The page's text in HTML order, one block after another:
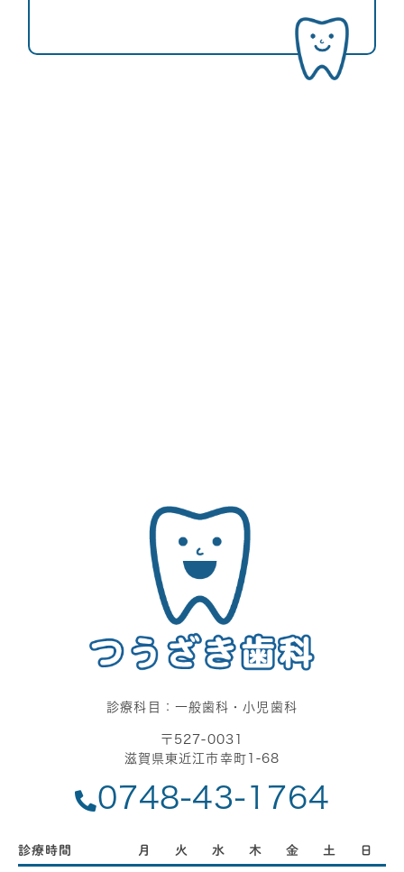
診療科目：一般歯科・小児歯科
〒527-0031
滋賀県東近江市幸町1-68
0748-43-1764
診療時間 月 火 水 木 金 土 日